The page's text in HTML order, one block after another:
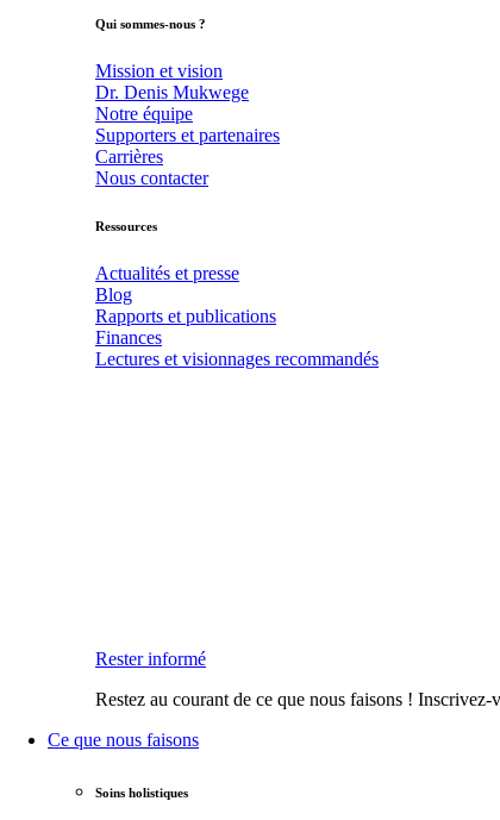
Qui sommes-nous ?
Mission et vision
Dr. Denis Mukwege
Notre équipe
Supporters et partenaires
Carrières
Nous contacter
Ressources
Actualités et presse
Blog
Rapports et publications
Finances
Lectures et visionnages recommandés
Rester informé
Restez au courant de ce que nous faisons !
Ce que nous faisons
Soins holistiques